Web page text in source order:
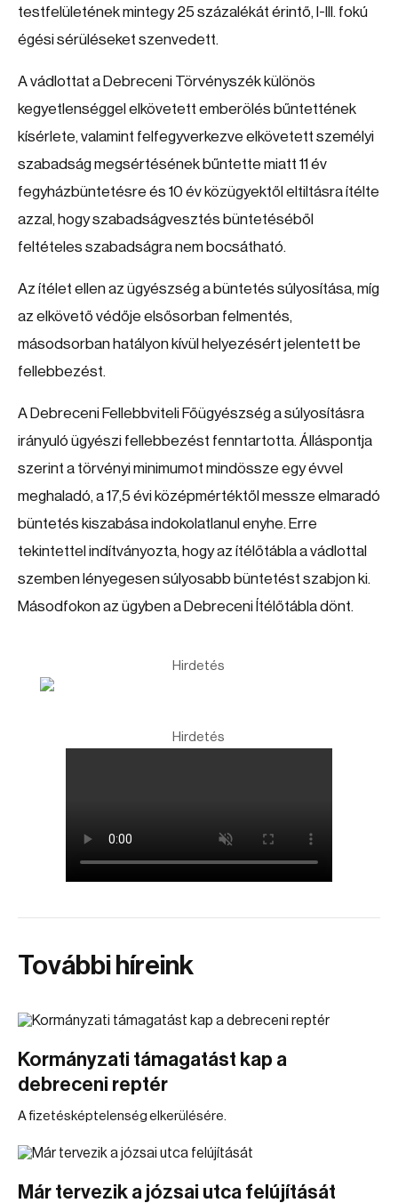
testfelületének mintegy 25 százalékát érintő, I-III. fokú
égési sérüléseket szenvedett.
A vádlottat a Debreceni Törvényszék különös
kegyetlenséggel elkövetett emberölés bűntettének
kísérlete, valamint felfegyverkezve elkövetett személyi
szabadság megsértésének bűntette miatt 11 év
fegyházbüntetésre és 10 év közügyektől eltiltásra ítélte
azzal, hogy szabadságvesztés büntetéséből
feltételes szabadságra nem bocsátható.
Az ítélet ellen az ügyészség a büntetés súlyosítása, míg
az elkövető védője elsősorban felmentés,
másodsorban hatályon kívül helyezésért jelentett be
fellebbezést.
A Debreceni Fellebbviteli Főügyészség a súlyosításra
irányuló ügyészi fellebbezést fenntartotta. Álláspontja
szerint a törvényi minimumot mindössze egy évvel
meghaladó, a 17,5 évi középmértéktől messze elmaradó
büntetés kiszabása indokolatlanul enyhe. Erre
tekintettel indítványozta, hogy az ítélőtábla a vádlottal
szemben lényegesen súlyosabb büntetést szabjon ki.
Másodfokon az ügyben a Debreceni Ítélőtábla dönt.
Hirdetés
Hirdetés
További híreink
Kormányzati támagatást kap a
debreceni reptér
A fizetésképtelenség elkerülésére.
Már tervezik a józsai utca felújítását